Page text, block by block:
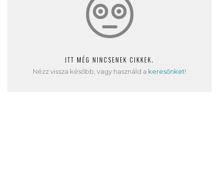
ITT MÉG NINCSENEK CIKKEK.
Nézz vissza később, vagy használd a keresőnket!